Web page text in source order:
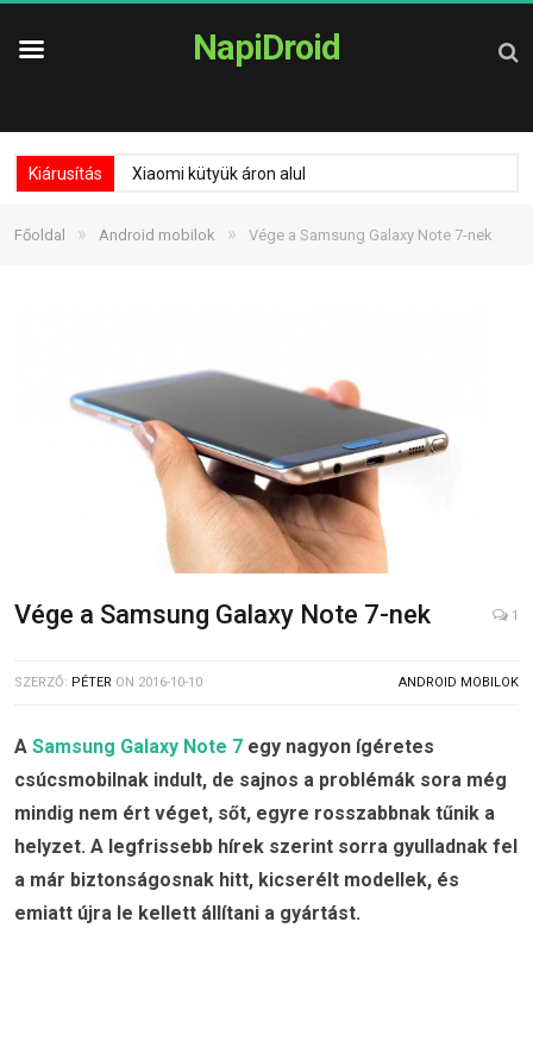
NapiDroid
Kiárusítás Xiaomi kütyük áron alul
Főoldal » Android mobilok » Vége a Samsung Galaxy Note 7-nek
Vége a Samsung Galaxy Note 7-nek 1
SZERZŐ: PÉTER ON 2016-10-10 ANDROID MOBILOK
A Samsung Galaxy Note 7 egy nagyon ígéretes
csúcsmobilnak indult, de sajnos a problémák sora még
mindig nem ért véget, sőt, egyre rosszabbnak tűnik a
helyzet. A legfrissebb hírek szerint sorra gyulladnak fel
a már biztonságosnak hitt, kicserélt modellek, és
emiatt újra le kellett állítani a gyártást.